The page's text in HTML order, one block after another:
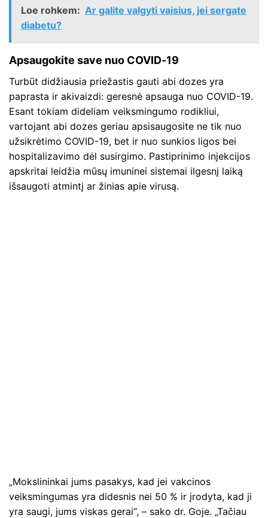
Loe rohkem: Ar galite valgyti vaisius, jei sergate
diabetu?
Apsaugokite save nuo COVID-19
Turbūt didžiausia priežastis gauti abi dozes yra
paprasta ir akivaizdi: geresnė apsauga nuo COVID-19.
Esant tokiam dideliam veiksmingumo rodikliui,
vartojant abi dozes geriau apsisaugosite ne tik nuo
užsikrėtimo COVID-19, bet ir nuo sunkios ligos bei
hospitalizavimo dėl susirgimo. Pastiprinimo injekcijos
apskritai leidžia mūsų imuninei sistemai ilgesnį laiką
išsaugoti atmintį ar žinias apie virusą.
„Mokslininkai jums pasakys, kad jei vakcinos
veiksmingumas yra didesnis nei 50 % ir įrodyta, kad ji
yra saugi, jums viskas gerai“, – sako dr. Goje. „Tačiau